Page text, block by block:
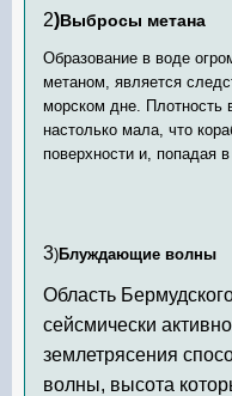
2)Выбросы метана
Образование в воде
метаном, является
морском дне. Плотность
настолько мала, что
поверхности и, попадая
3)Блуждающие волны
Область
сейсмически
землетрясения
волны, высота